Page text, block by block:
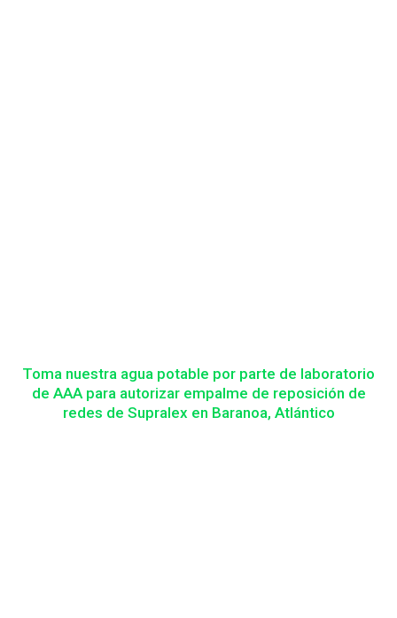
Toma nuestra agua potable por parte de laboratorio
de AAA para autorizar empalme de reposición de
redes de Supralex en Baranoa, Atlántico